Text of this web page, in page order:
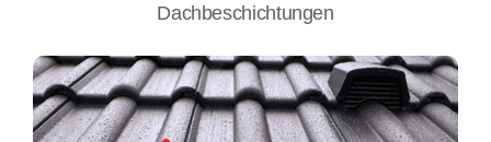
Dachbeschichtungen